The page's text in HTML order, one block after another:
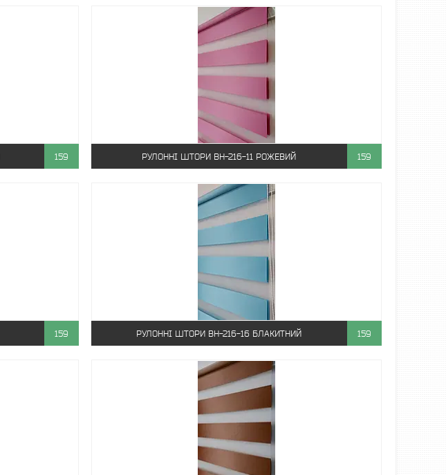
159 РУЛОННІ ШТОРИ ВН-216-11 РОЖЕВИЙ 159
159 РУЛОННІ ШТОРИ ВН-216-16 БЛАКИТНИЙ 159